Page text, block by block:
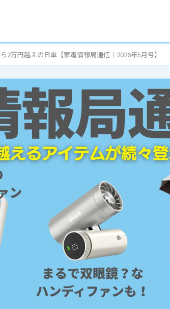
2万円越えの日傘【家電情報局通信｜2026年5月号】